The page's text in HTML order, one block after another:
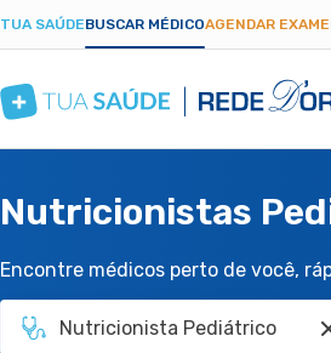
TUA SAÚDEBUSCAR MÉDICOAGENDAR EXAME
Nutricionistas
Encontre médicos perto de você,